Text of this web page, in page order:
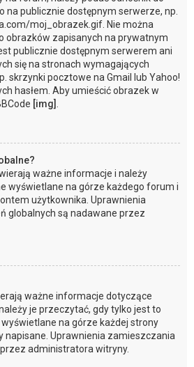
na publicznie dostępnym serwerze, np.
moj_obrazek.gif. Nie można
obrazków zapisanych na prywatnym
publicznie dostępnym serwerem ani
się na stronach wymagających
skrzynki pocztowe na Gmail lub Yahoo!
hasłem. Aby umieścić obrazek w
[img]
ważne informacje i należy
wyświetlane na górze każdego forum i
użytkownika. Uprawnienia
globalnych są nadawane przez
ważne informacje dotyczące
je przeczytać, gdy tylko jest to
wyświetlane na górze każdej strony
napisane. Uprawnienia zamieszczania
administratora witryny.